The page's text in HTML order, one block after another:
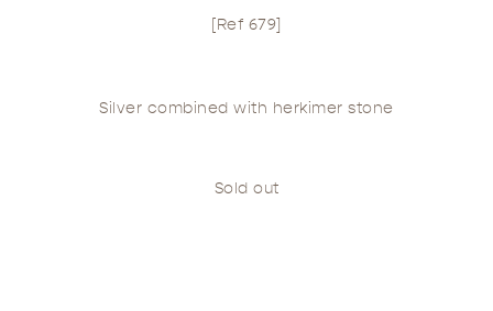
[Ref 679]
Silver combined with herkimer stone
Sold out